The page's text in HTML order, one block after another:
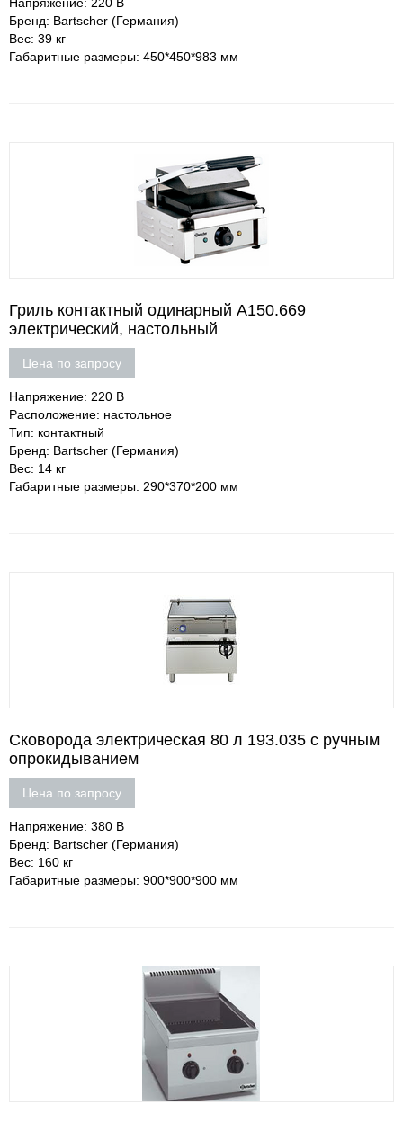
Бренд: Bartscher (Германия)
Вес: 39 кг
Габаритные размеры: 450*450*983 мм
Гриль контактный одинарный A150.669
электрический, настольный
Цена по запросу
Напряжение: 220 В
Расположение: настольное
Тип: контактный
Бренд: Bartscher (Германия)
Вес: 14 кг
Габаритные размеры: 290*370*200 мм
Сковорода электрическая 80 л 193.035 c ручным
опрокидыванием
Цена по запросу
Напряжение: 380 В
Бренд: Bartscher (Германия)
Вес: 160 кг
Габаритные размеры: 900*900*900 мм